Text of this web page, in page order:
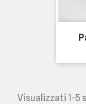
Visualizzati 1-5